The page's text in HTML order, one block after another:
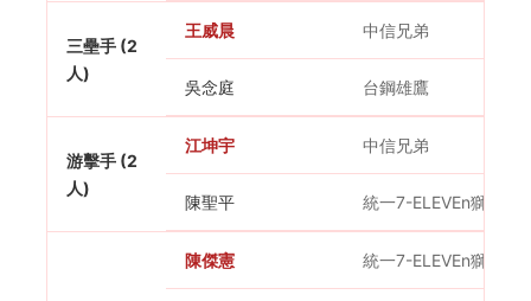
三壘手 (2
人)
王威晨 中信兄弟
吳念庭 台鋼雄鷹
游擊手 (2
人)
江坤宇 中信兄弟
陳聖平 統一7-ELEVEn獅
陳傑憲 統一7-ELEVEn獅